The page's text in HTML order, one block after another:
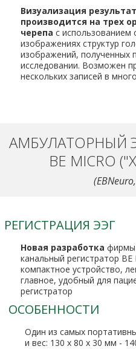
Визуализация
производится на трех
черепа с использованием
изображениях структур
изображений, полученных
исследовании. Возможен
нескольких записей в
АМБУЛАТОРНЫЙ
BE MIСRO
РЕГИСТРАЦИЯ ЭЭГ
Новая разработка фирмы
канальный регистратор
компактное устройство,
главное, удобный для
регистратор
ОСОБЕННОСТИ
Один из самых
и вес: 130 x 80 x 30 мм -